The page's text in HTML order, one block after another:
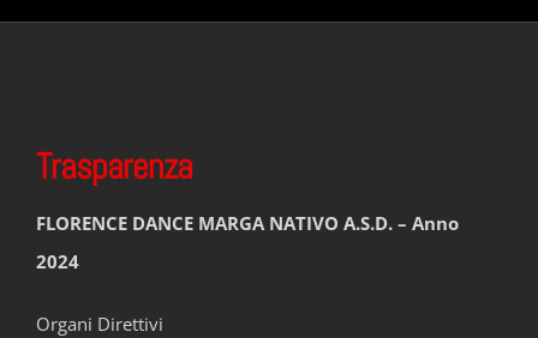
Trasparenza
FLORENCE DANCE MARGA NATIVO A.S.D. – Anno
2024
Organi Direttivi